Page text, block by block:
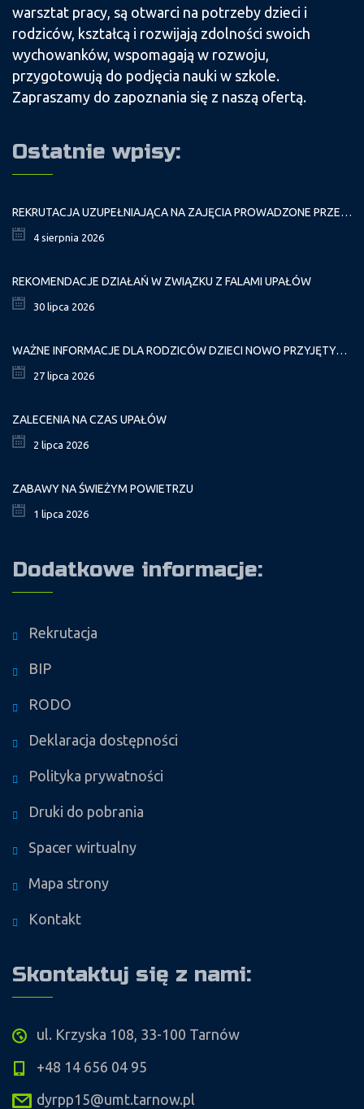
warsztat pracy, są otwarci na potrzeby dzieci i
rodziców, kształcą i rozwijają zdolności swoich
wychowanków, wspomagają w rozwoju,
przygotowują do podjęcia nauki w szkole.
Zapraszamy do zapoznania się z naszą ofertą.
Ostatnie wpisy:
REKRUTACJA UZUPEŁNIAJĄCA NA ZAJĘCIA PROWADZONE PRZEZ PAŁAC MŁODZIEŻY W ROKU SZKOLNYM 2026/2027
4 sierpnia 2026
REKOMENDACJE DZIAŁAŃ W ZWIĄZKU Z FALAMI UPAŁÓW
30 lipca 2026
WAŻNE INFORMACJE DLA RODZICÓW DZIECI NOWO PRZYJĘTYCH GR. I
27 lipca 2026
ZALECENIA NA CZAS UPAŁÓW
2 lipca 2026
ZABAWY NA ŚWIEŻYM POWIETRZU
1 lipca 2026
Dodatkowe informacje:
Rekrutacja
BIP
RODO
Deklaracja dostępności
Polityka prywatności
Druki do pobrania
Spacer wirtualny
Mapa strony
Kontakt
Skontaktuj się z nami:
ul. Krzyska 108, 33-100 Tarnów
+48 14 656 04 95
dyrpp15@umt.tarnow.pl